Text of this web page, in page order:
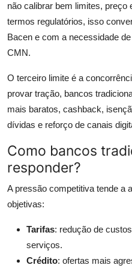
não calibrar bem limites, preço
termos regulatórios, isso
Bacen e com a necessidade
CMN.
O terceiro limite é a
provar tração, bancos
mais baratos, cashback,
dívidas e reforço de canais
Como bancos
responder?
A pressão competitiva tende a
objetivas:
Tarifas: redução de
serviços.
Crédito: ofertas mais